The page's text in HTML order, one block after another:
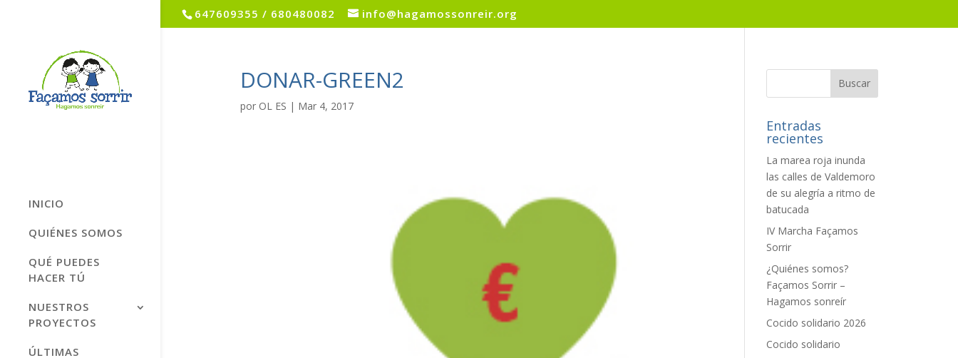
647609355 / 680480082 info@hagamossonreir.org
INICIO
QUIÉNES SOMOS
QUÉ PUEDES
HACER TÚ
NUESTROS
PROYECTOS
ÚLTIMAS
DONAR-GREEN2
por OL ES | Mar 4, 2017
Entradas
recientes
La marea roja inunda
las calles de Valdemoro
de su alegría a ritmo de
batucada
IV Marcha Façamos
Sorrir
¿Quiénes somos?
Façamos Sorrir –
Hagamos sonreír
Cocido solidario 2026
Cocido solidario